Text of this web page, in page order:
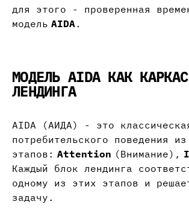
для этого - проверенная
модель AIDA.
МОДЕЛЬ AIDA КАК КАРКАС
ЛЕНДИНГА
AIDA (АИДА) - это
потребительского поведения
этапов: Attention (Внимание),
Каждый блок лендинга
одному из этих этапов и
задачу.